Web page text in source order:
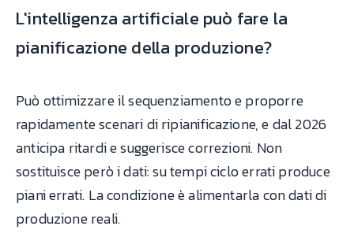
L'intelligenza artificiale può fare la
pianificazione della produzione?
Può ottimizzare il sequenziamento e proporre
rapidamente scenari di ripianificazione, e dal 2026
anticipa ritardi e suggerisce correzioni. Non
sostituisce però i dati: su tempi ciclo errati produce
piani errati. La condizione è alimentarla con dati di
produzione reali.